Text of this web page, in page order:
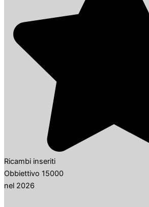
Ricambi inseriti
Obbiettivo 15000
nel 2026